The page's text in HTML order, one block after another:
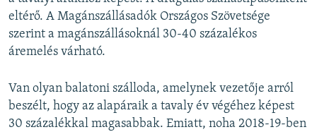
eltérő. A Magánszállásadók Országos Szövetsége
szerint a magánszállásoknál 30-40 százalékos
áremelés várható.
Van olyan balatoni szálloda, amelynek vezetője arról
beszélt, hogy az alapáraik a tavaly év végéhez képest
30 százalékkal magasabbak. Emiatt, noha 2018-19-ben